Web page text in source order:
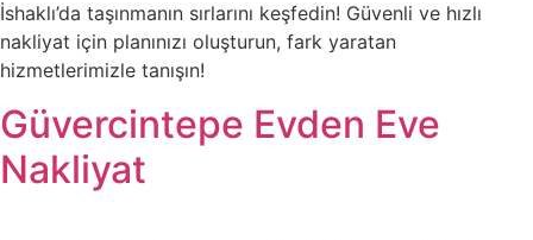
İshaklı’da taşınmanın sırlarını keşfedin! Güvenli ve hızlı
nakliyat için planınızı oluşturun, fark yaratan
hizmetlerimizle tanışın!
Güvercintepe Evden Eve
Nakliyat